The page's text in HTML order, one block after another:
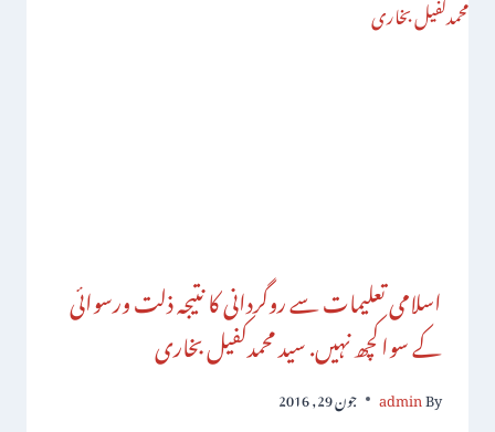
اسلامی تعلیمات سے روگردانی کا نتیجہ ذلت ورسوائی
کے سواکچھ نہیں. سید محمدکفیل بخاری
By
admin جون 29, 2016